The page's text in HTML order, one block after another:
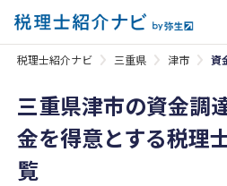
税理士紹介ナビ 三重県 津市 資
三重県津市の資金調
金を得意とする税理
覧